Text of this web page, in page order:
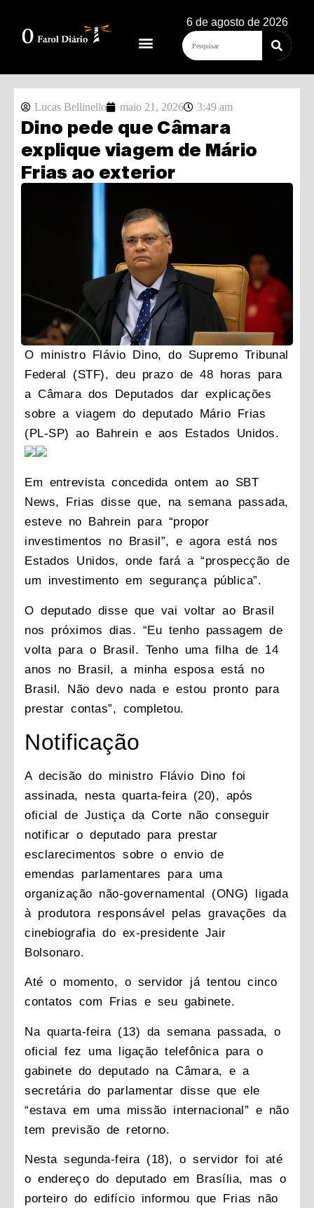
6 de agosto de 2026
Lucas Bellinello maio 21, 2026 3:49 am
Dino pede que Câmara
explique viagem de Mário
Frias ao exterior
O ministro Flávio Dino, do Supremo Tribunal
Federal (STF), deu prazo de 48 horas para
a Câmara dos Deputados dar explicações
sobre a viagem do deputado Mário Frias
(PL-SP) ao Bahrein e aos Estados Unidos.
Em entrevista concedida ontem ao SBT
News, Frias disse que, na semana passada,
esteve no Bahrein para “propor
investimentos no Brasil”, e agora está nos
Estados Unidos, onde fará a “prospecção de
um investimento em segurança pública”.
O deputado disse que vai voltar ao Brasil
nos próximos dias. “Eu tenho passagem de
volta para o Brasil. Tenho uma filha de 14
anos no Brasil, a minha esposa está no
Brasil. Não devo nada e estou pronto para
prestar contas”, completou.
Notificação
A decisão do ministro Flávio Dino foi
assinada, nesta quarta-feira (20), após
oficial de Justiça da Corte não conseguir
notificar o deputado para prestar
esclarecimentos sobre o envio de
emendas parlamentares para uma
organização não-governamental (ONG) ligada
à produtora responsável pelas gravações da
cinebiografia do ex-presidente Jair
Bolsonaro.
Até o momento, o servidor já tentou cinco
contatos com Frias e seu gabinete.
Na quarta-feira (13) da semana passada, o
oficial fez uma ligação telefônica para o
gabinete do deputado na Câmara, e a
secretária do parlamentar disse que ele
“estava em uma missão internacional” e não
tem previsão de retorno.
Nesta segunda-feira (18), o servidor foi até
o endereço do deputado em Brasília, mas o
porteiro do edifício informou que Frias não